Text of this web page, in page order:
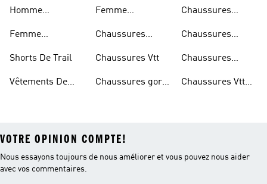
Imperméables
Homme
Trail
Femme
Trail
Shorts De Trail
Vêtements De
Randonnée
Femme
Randonnée
Chaussures
Chaussures Vtt
Chaussures gore-
Chaussures
Chaussures
Chaussures
Randonnée
Chaussures Vtt
VOTRE OPINION COMPTE!
Nous essayons toujours de nous améliorer et vous pouvez nous aider
avec vos commentaires.